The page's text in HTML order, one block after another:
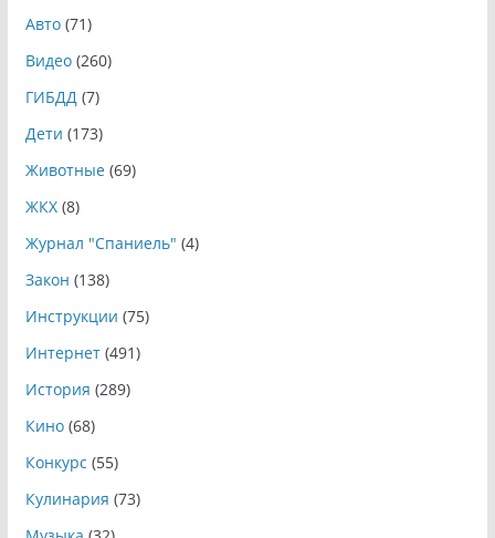
Авто(71)
Видео(260)
ГИБДД(7)
Дети (173)
Животные(69)
ЖКХ(8)
Журнал "Спаниель" (4)
Закон (138)
Инструкции (75)
Интернет(491)
История (289)
Кино(68)
Конкурс (55)
Кулинария (73)